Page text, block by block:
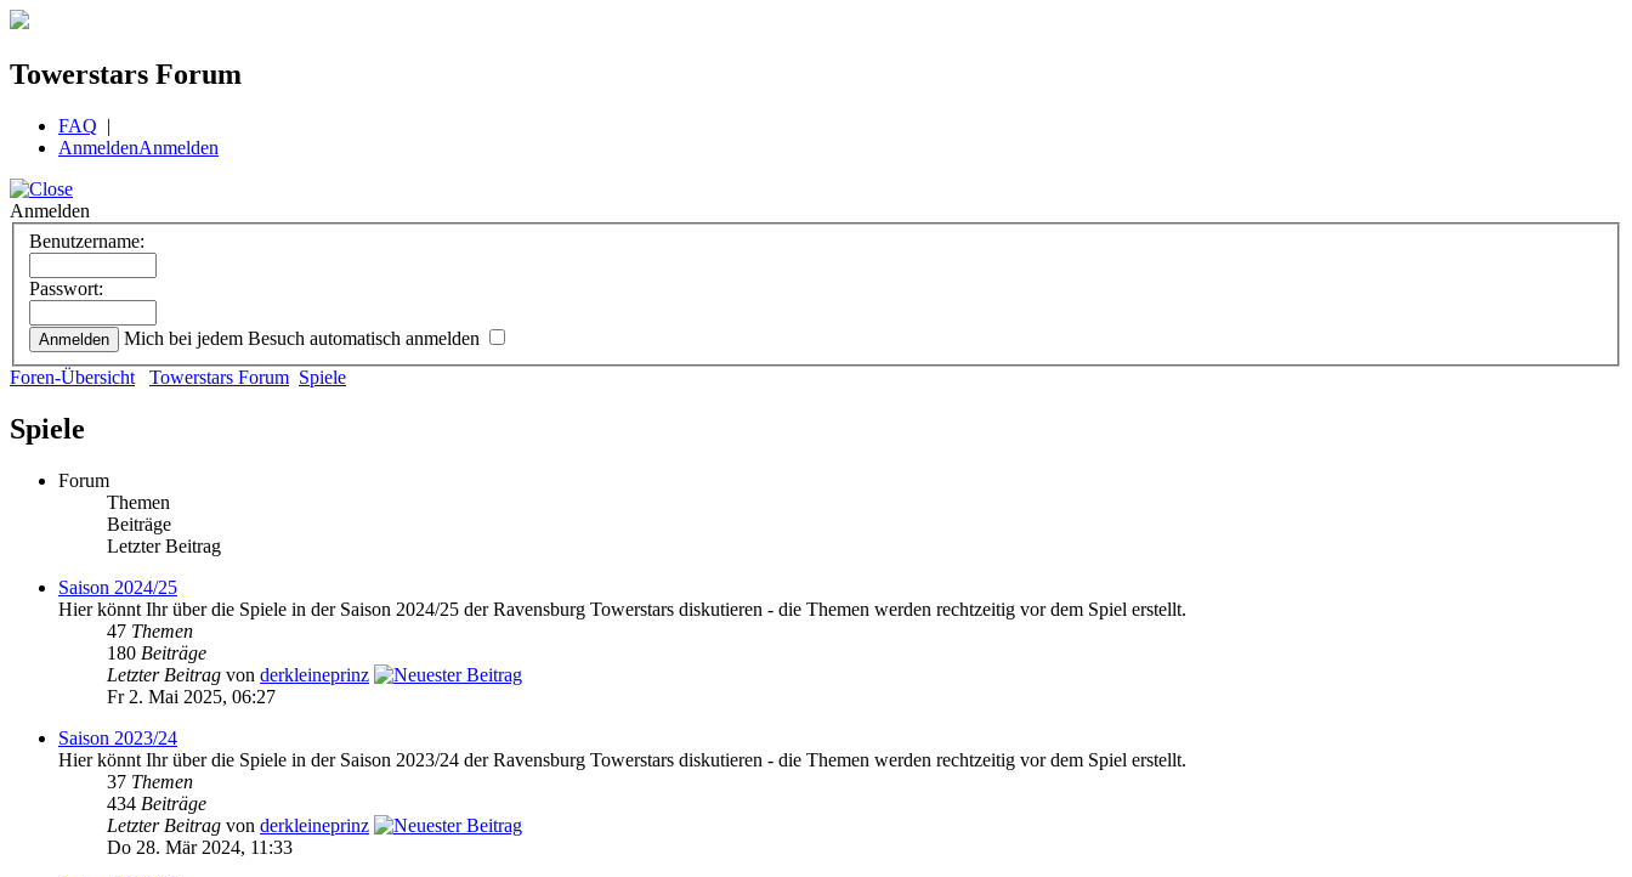
Towerstars Forum
FAQ |
AnmeldenAnmelden
Anmelden
Benutzername:
Passwort:
Mich bei jedem Besuch automatisch anmelden
Foren-Übersicht
Towerstars Forum Spiele
Spiele
Forum
Themen
Beiträge
Letzter Beitrag
Saison 2024/25
Hier könnt Ihr über die Spiele in der Saison 2024/25 der Ravensburg Towerstars diskutieren - die Themen werden rechtzeitig vor dem Spiel erstellt.
47 Themen
180 Beiträge
Letzter Beitrag von derkleineprinz
Fr 2. Mai 2025, 06:27
Saison 2023/24
Hier könnt Ihr über die Spiele in der Saison 2023/24 der Ravensburg Towerstars diskutieren - die Themen werden rechtzeitig vor dem Spiel erstellt.
37 Themen
434 Beiträge
Letzter Beitrag von derkleineprinz
Do 28. Mär 2024, 11:33